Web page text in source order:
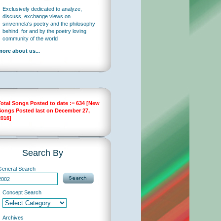
Exclusively dedicated to analyze,
discuss, exchange views on
sirivennela's poetry and the philosophy
behind, for and by the poetry loving
community of the world
about us...
Songs Posted to date := 634 [New
Posted last on December 27,
Search By
Search
Concept Search
Archives